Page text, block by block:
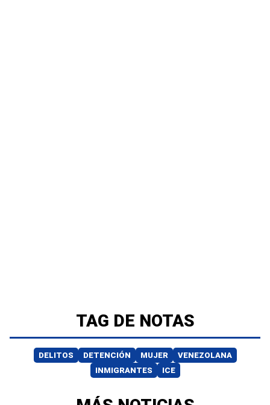
TAG DE NOTAS
DELITOS DETENCIÓN MUJER
VENEZOLANA
INMIGRANTES
ICE